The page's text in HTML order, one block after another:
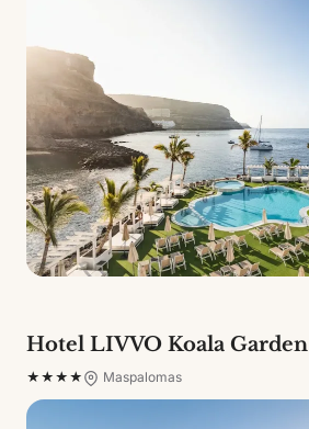
Hotel LIVVO Koala Garden
★★★★ Maspalomas